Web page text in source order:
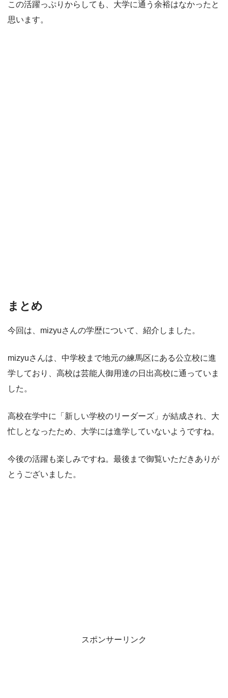
この活躍っぷりからしても、大学に通う余裕はなかったと
思います。
まとめ
今回は、mizyuさんの学歴について、紹介しました。
mizyuさんは、中学校まで地元の練馬区にある公立校に進
学しており、高校は芸能人御用達の日出高校に通っていま
した。
高校在学中に「新しい学校のリーダーズ」が結成され、大
忙しとなったため、大学には進学していないようですね。
今後の活躍も楽しみですね。最後まで御覧いただきありが
とうございました。
スポンサーリンク